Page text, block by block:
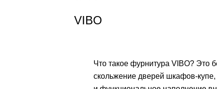
VIBO
Что такое фурнитура VIBO? Это
скольжение дверей шкафов-купе,